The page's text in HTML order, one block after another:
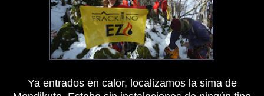
Ya entrados en calor, localizamos la sima de